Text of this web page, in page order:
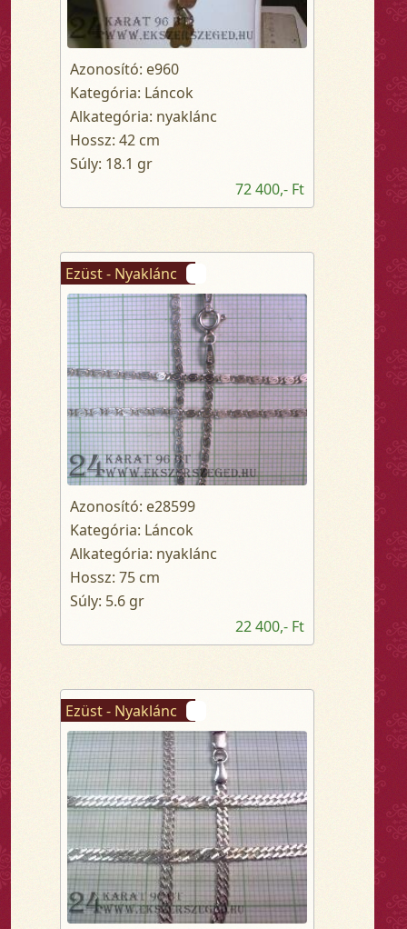
Azonosító: e960
Kategória: Láncok
Alkategória: nyaklánc
Hossz: 42 cm
Súly: 18.1 gr
72 400,- Ft
Ezüst - Nyaklánc
Azonosító: e28599
Kategória: Láncok
Alkategória: nyaklánc
Hossz: 75 cm
Súly: 5.6 gr
22 400,- Ft
Ezüst - Nyaklánc